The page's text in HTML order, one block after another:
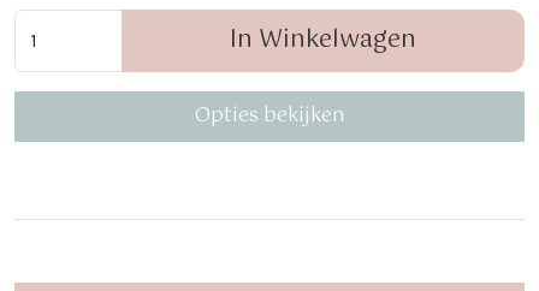
In Winkelwagen
Opties bekijken